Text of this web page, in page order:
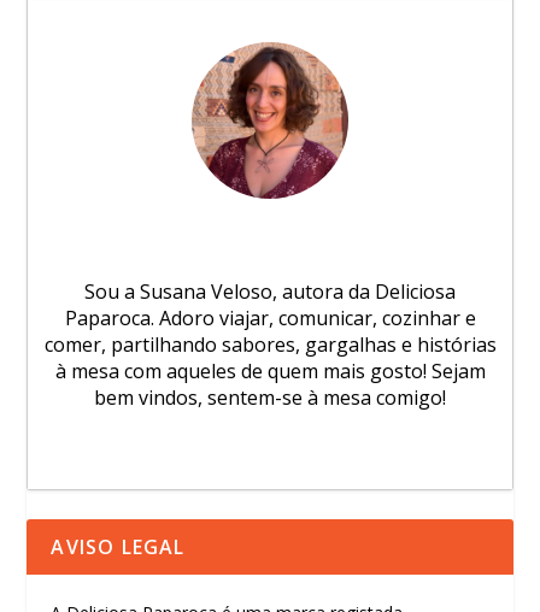
Sou a Susana Veloso, autora da Deliciosa
Paparoca. Adoro viajar, comunicar, cozinhar e
comer, partilhando sabores, gargalhas e histórias
à mesa com aqueles de quem mais gosto! Sejam
bem vindos, sentem-se à mesa comigo!
AVISO LEGAL